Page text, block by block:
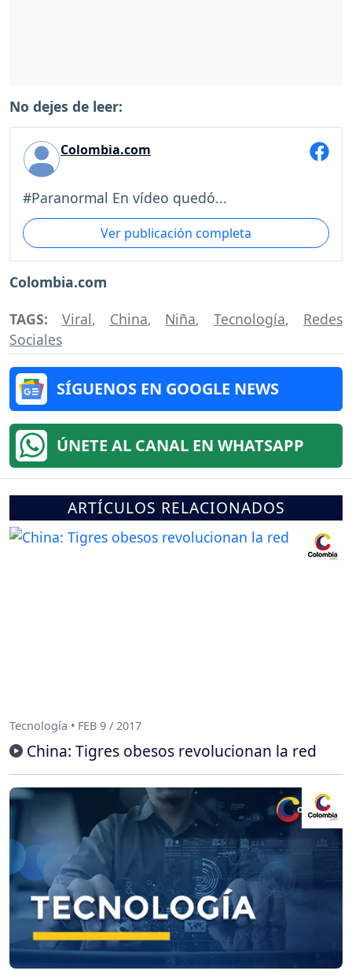
No dejes de leer:
Colombia.com
#Paranormal En vídeo quedó...
Ver publicación completa
Colombia.com
TAGS: Viral, China, Niña,Tecnología, Redes
Sociales
SÍGUENOS EN GOOGLE NEWS
ÚNETE AL CANAL EN WHATSAPP
ARTÍCULOS RELACIONADOS
Tecnología • FEB 9 / 2017
China: Tigres obesos revolucionan la red